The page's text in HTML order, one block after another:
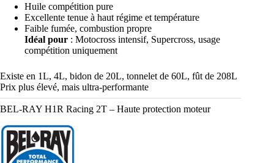
Huile compétition pure
Excellente tenue à haut régime et température
Faible fumée, combustion propre
Idéal pour : Motocross intensif, Supercross, usage
compétition uniquement
Existe en 1L, 4L, bidon de 20L, tonnelet de 60L, fût de 208L
Prix plus élevé, mais ultra-performante
BEL-RAY H1R Racing 2T – Haute protection moteur